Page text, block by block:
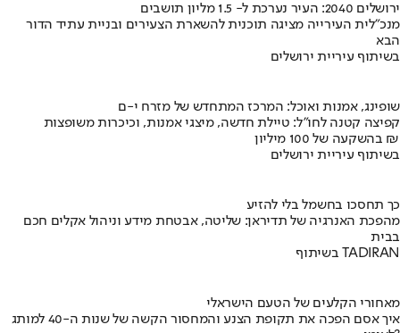
ירושלים 2040: העיר נערכת ל- 1.5 מליון תושבים
מנכ"לית העירייה מציגה תוכנית להשארת הצעירים ובניית עתיד הדור
הבא
בשיתוף עיריית ירושלים
שופינג, אמנות ואוכל: המרכז המתחדש של מזרח י-ם
קפיצה קטנה לחו"ל: טיילת חדשה, מיצגי אמנות, וכיכרות משופצות
בהשקעה של 100 מיליון ₪
בשיתוף עיריית ירושלים
כך תחסכו בחשמל בלי להזיע
מהפכת האנרגיה של תדיראן: שליטה, אבטחת מידע וניהול אקלים חכם
בבית
בשיתוף TADIRAN
מאחורי הקלעים של הטעם הישראלי
איך אסם הפכה את תקופת הצנע והמחסור הקשה של שנות ה-40 למותג